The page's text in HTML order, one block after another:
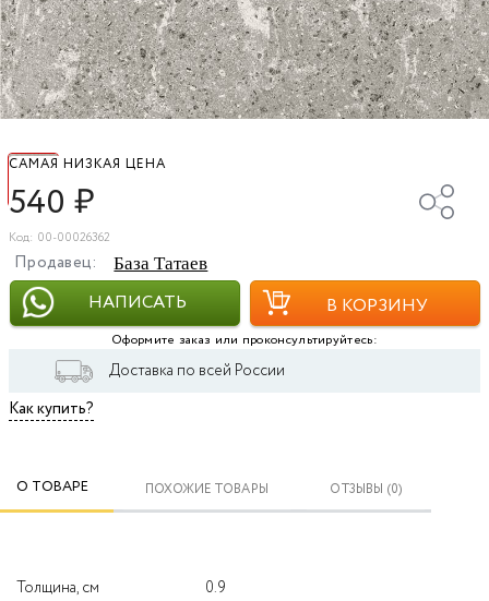
САМАЯ НИЗКАЯ ЦЕНА
540 ₽
Код: 00-00026362
Продавец: База Татаев
НАПИСАТЬ В КОРЗИНУ
Оформите заказ или проконсультируйтесь:
Доставка по всей России
Как купить?
О ТОВАРЕ ПОХОЖИЕ ТОВАРЫ ОТЗЫВЫ (0)
Толщина, см
0.9